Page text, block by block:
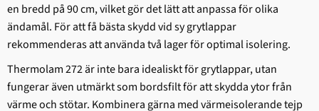
en bredd på 90 cm, vilket gör det lätt att anpassa för olika
ändamål. För att få bästa skydd vid sy grytlappar
rekommenderas att använda två lager för optimal isolering.
Thermolam 272 är inte bara idealiskt för grytlappar, utan
fungerar även utmärkt som bordsfilt för att skydda ytor från
värme och stötar. Kombinera gärna med värmeisolerande tejp